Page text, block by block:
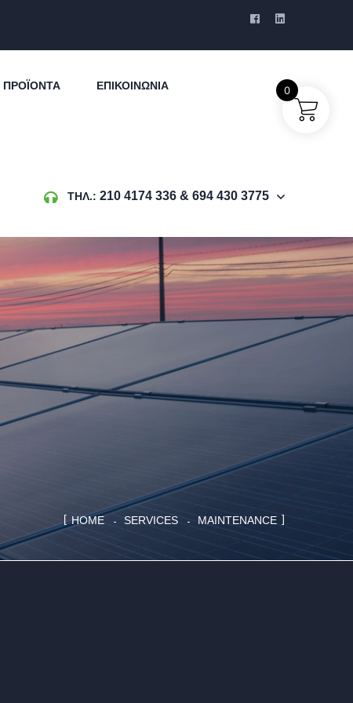
ΠΡΟΪΌΝΤΑ ΕΠΙΚΟΙΝΩΝΊΑ
ΤΗΛ.: 210 4174 336 & 694 430 3775
HOME SERVICES MAINTENANCE
0